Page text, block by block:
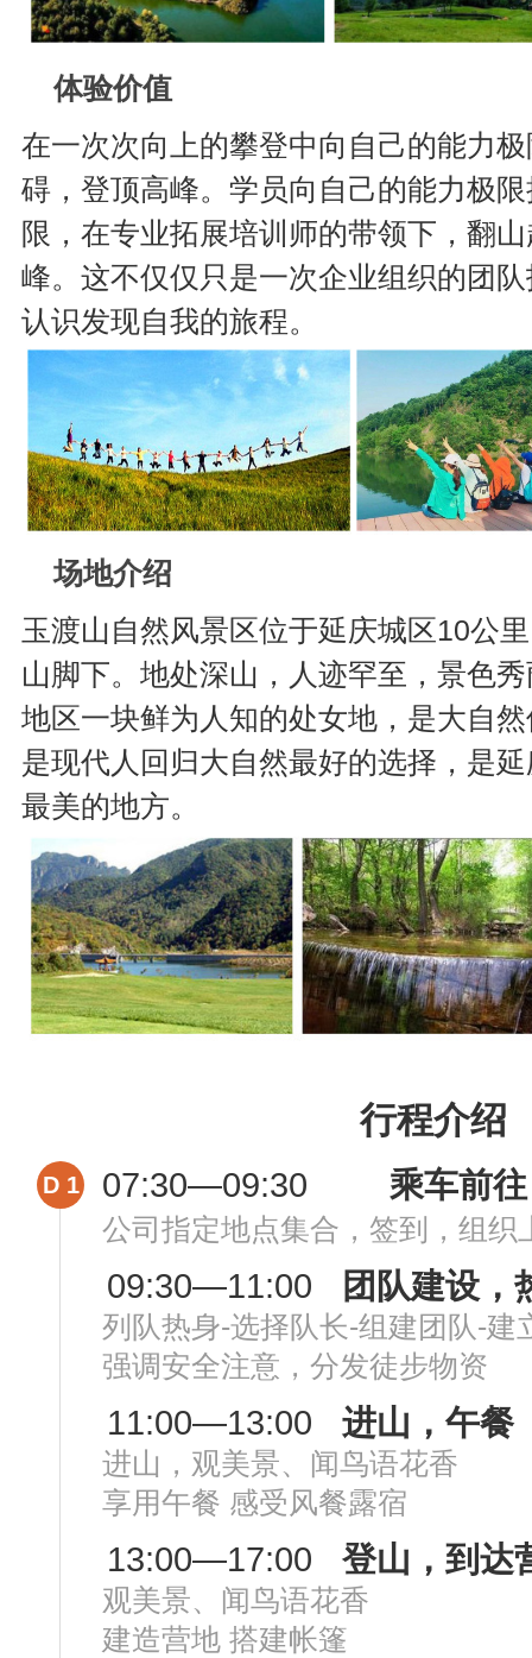
体验价值
在一次次向上的攀登中向自己的能力
碍，登顶高峰。学员向自己的能力极
限，在专业拓展培训师的带领下，翻
峰。这不仅仅只是一次企业组织的团
认识发现自我的旅程。
场地介绍
玉渡山自然风景区位于延庆城区10公
山脚下。地处深山，人迹罕至，景色
地区一块鲜为人知的处女地，是大自
是现代人回归大自然最好的选择，是
最美的地方。
行程介绍
D 1 07:30—09:30 乘车前
公司指定地点集合，签到，组织
09:30—11:00 团队建设，
列队热身-选择队长-组建团队-建
强调安全注意，分发徒步物资
11:00—13:00 进山，午餐
进山，观美景、闻鸟语花香
享用午餐 感受风餐露宿
13:00—17:00 登山，到达
观美景、闻鸟语花香
建造营地 搭建帐篷